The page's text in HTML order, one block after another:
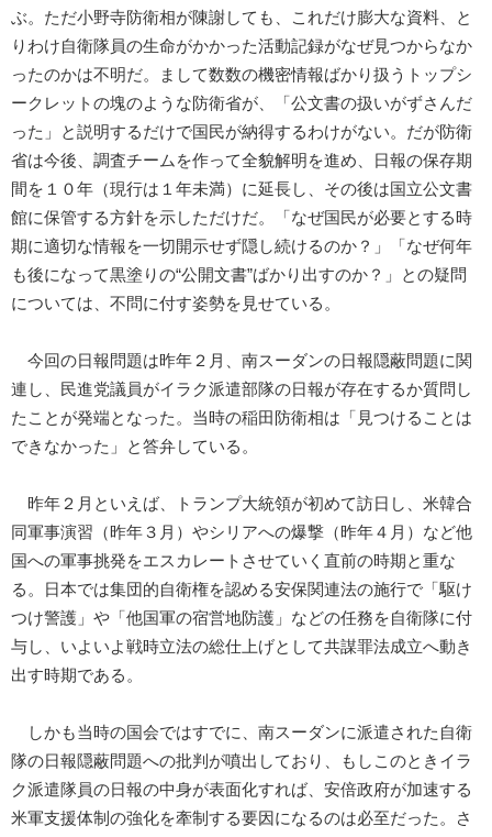
ぶ。ただ小野寺防衛相が陳謝しても、これだけ膨大な資料、と
りわけ自衛隊員の生命がかかった活動記録がなぜ見つからなか
ったのかは不明だ。まして数数の機密情報ばかり扱うトップシ
ークレットの塊のような防衛省が、「公文書の扱いがずさんだ
った」と説明するだけで国民が納得するわけがない。だが防衛
省は今後、調査チームを作って全貌解明を進め、日報の保存期
間を１０年（現行は１年未満）に延長し、その後は国立公文書
館に保管する方針を示しただけだ。「なぜ国民が必要とする時
期に適切な情報を一切開示せず隠し続けるのか？」「なぜ何年
も後になって黒塗りの“公開文書”ばかり出すのか？」との疑問
については、不問に付す姿勢を見せている。
今回の日報問題は昨年２月、南スーダンの日報隠蔽問題に関
連し、民進党議員がイラク派遣部隊の日報が存在するか質問し
たことが発端となった。当時の稲田防衛相は「見つけることは
できなかった」と答弁している。
昨年２月といえば、トランプ大統領が初めて訪日し、米韓合
同軍事演習（昨年３月）やシリアへの爆撃（昨年４月）など他
国への軍事挑発をエスカレートさせていく直前の時期と重な
る。日本では集団的自衛権を認める安保関連法の施行で「駆け
つけ警護」や「他国軍の宿営地防護」などの任務を自衛隊に付
与し、いよいよ戦時立法の総仕上げとして共謀罪法成立へ動き
出す時期である。
しかも当時の国会ではすでに、南スーダンに派遣された自衛
隊の日報隠蔽問題への批判が噴出しており、もしこのときイラ
ク派遣隊員の日報の中身が表面化すれば、安倍政府が加速する
米軍支援体制の強化を牽制する要因になるのは必至だった。さ